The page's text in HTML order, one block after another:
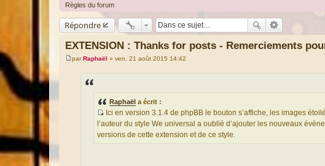
Règles du forum
Répondre
EXTENSION : Thanks for posts - Remerciements
M
parRaphaël » ven. 21 août 2015 14:42
Raphaël a écrit :
S
o
Ici en version 3.1.4 de phpBB le bouton s’affiche, les images
l’auteur du style We universal a oublié d’ajouter les nouveaux
versions de cette extension et de ce style.